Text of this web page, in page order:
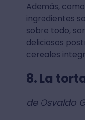
Además,
ingredientes
sobre todo,
deliciosos
cereales
8. La
de Osvaldo